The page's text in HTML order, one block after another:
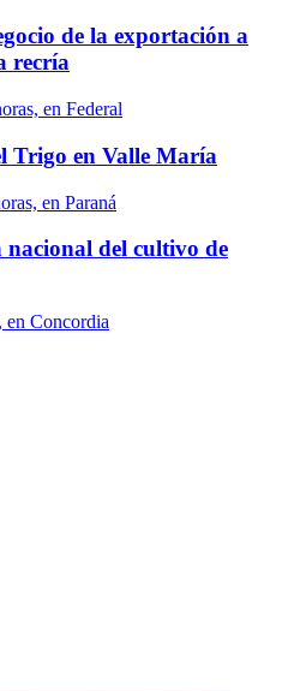
de la exportación a
recría
en Federal
Trigo en Valle María
en Paraná
nacional del cultivo de
en Concordia